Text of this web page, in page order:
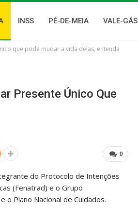
INSS PÉ-DE-MEIA VALE-GÁS
que pode mudar a vida delas, entenda
Presente Único Que
0
do Protocolo de Intenções
(Fenatrad) e o Grupo
Plano Nacional de Cuidados.